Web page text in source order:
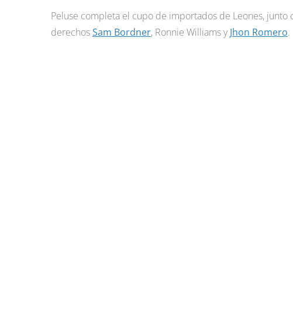
Peluse completa el cupo de importados de Leones, junto
derechosSam Bordner, Ronnie Williams yJhon Romero.